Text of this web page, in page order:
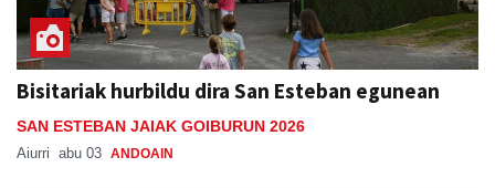
Bisitariak hurbildu dira San Esteban egunean
SAN ESTEBAN JAIAK GOIBURUN 2026
Aiurri abu 03 ANDOAIN